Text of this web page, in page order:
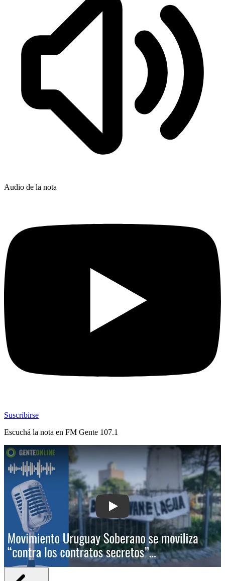
Audio de la nota
Suscribirse
Escuchá la nota en FM Gente 107.1
Play: Movimiento Uruguay Soberano